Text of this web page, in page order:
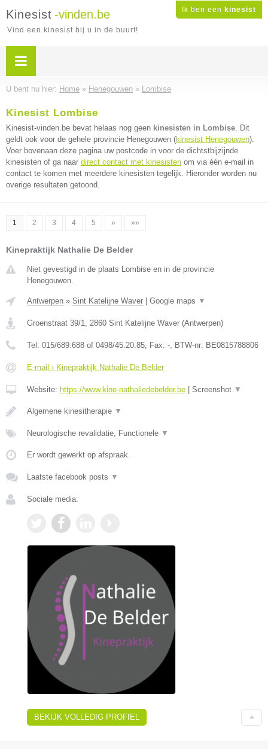
Ik ben een kinesist
Kinesist -vinden.be
Vind een kinesist bij u in de buurt!
U bent nu hier: Home » Henegouwen » Lombise
Kinesist Lombise
Kinesist-vinden.be bevat helaas nog geen kinesisten in Lombise. Dit
geldt ook voor de gehele provincie Henegouwen (kinesist Henegouwen).
Voer bovenaan deze pagina uw postcode in voor de dichtstbijzijnde
kinesisten of ga naar direct contact met kinesisten om via één e-mail in
contact te komen met meerdere kinesisten tegelijk. Hieronder worden nu
overige resultaten getoond.
1 2 3 4 5 » »»
Kinepraktijk Nathalie De Belder
Niet gevestigd in de plaats Lombise en in de provincie
Henegouwen.
Antwerpen » Sint Katelijne Waver Google maps ▼
Groenstraat 39/1, 2860 Sint Katelijne Waver (Antwerpen)
Tel: 015/689.688 of 0498/45.20.85, Fax: -, BTW-nr: BE0815788806
E-mail › Kinepraktijk Nathalie De Belder
Website: https://www.kine-nathaliedebelder.be Screenshot ▼
Algemene kinesitherapie ▼
Neurologische revalidatie, Functionele ▼
Er wordt gewerkt op afspraak.
Laatste facebook posts ▼
Sociale media:
BEKIJK VOLLEDIG PROFIEL